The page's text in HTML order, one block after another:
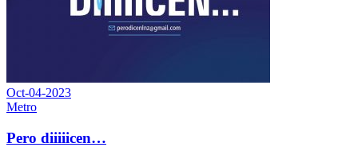
Oct-04-2023
Metro
Pero diiiiicen…